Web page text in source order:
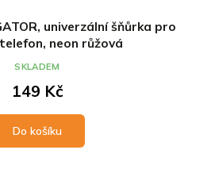
univerzální šňůrka pro
neon růžová
149 Kč
Do košíku
SKLADEM